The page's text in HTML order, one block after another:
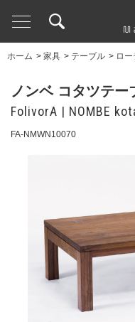
ホーム > 家具 > テーブル > ロ
ノンベ コタツテー
FolivorA | NOMBE
FA-NMWN10070